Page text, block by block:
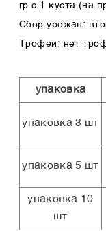
гр с 1 куста (на
Сбор урожая:
Трофеи: нет
упаковка
упаковка 3 шт
упаковка 5 шт
упаковка 10
шт